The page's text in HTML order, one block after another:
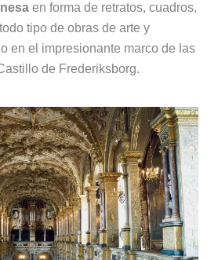
en forma de retratos, cuadros,
tipo de obras de arte y
en el impresionante marco de las
de Frederiksborg.